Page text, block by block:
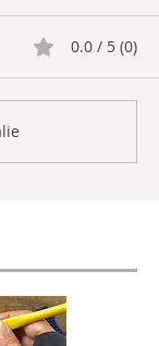
0.0 / 5 (0)